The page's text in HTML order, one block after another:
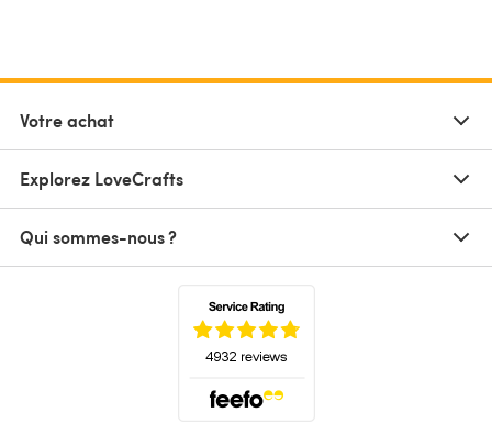
Votre achat
Explorez LoveCrafts
Qui sommes-nous ?